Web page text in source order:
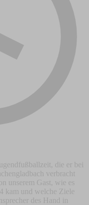
die er bei
verbracht
unserem Gast, wie es
kam und welche Ziele
des Hand in